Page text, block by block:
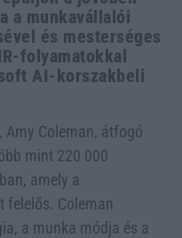
a munkavállalói
és mesterséges
folyamatokkal
AI-korszakbeli
Coleman, átfogó
mint 220 000
amely a
felelős. Coleman
a munka módja és a